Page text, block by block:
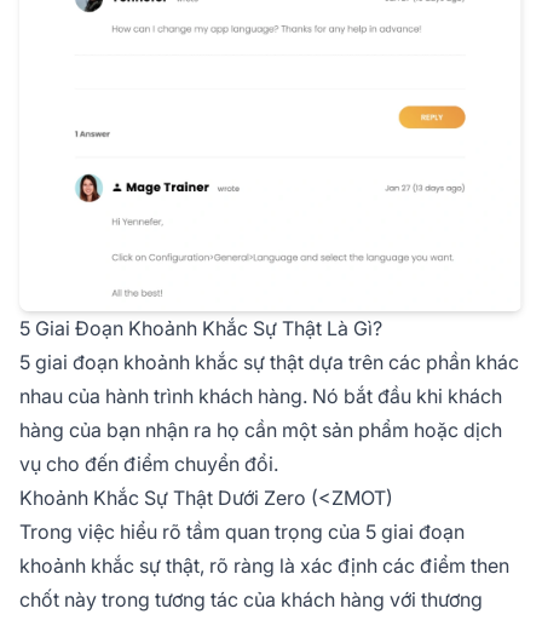
5 Giai Đoạn Khoảnh Khắc Sự Thật Là Gì?
5 giai đoạn khoảnh khắc sự thật dựa trên các phần khác
nhau của hành trình khách hàng. Nó bắt đầu khi khách
hàng của bạn nhận ra họ cần một sản phẩm hoặc dịch
vụ cho đến điểm chuyển đổi.
Khoảnh Khắc Sự Thật Dưới Zero (<ZMOT)
Trong việc hiểu rõ tầm quan trọng của 5 giai đoạn
khoảnh khắc sự thật, rõ ràng là xác định các điểm then
chốt này trong tương tác của khách hàng với thương